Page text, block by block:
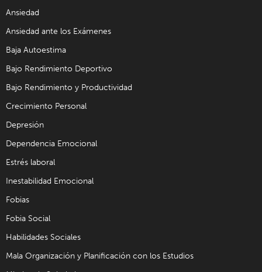
Ansiedad
Ansiedad ante los Exámenes
Baja Autoestima
Bajo Rendimiento Deportivo
Bajo Rendimiento y Productividad
Crecimiento Personal
Depresión
Dependencia Emocional
Estrés laboral
Inestabilidad Emocional
Fobias
Fobia Social
Habilidades Sociales
Mala Organización y Planificación con los Estudios